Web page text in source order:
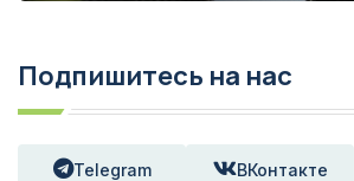
Подпишитесь на нас
Telegram ВКонтакте